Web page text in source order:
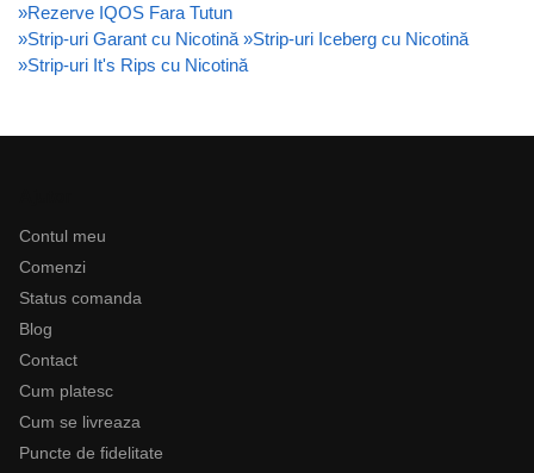
»Rezerve IQOS Fara Tutun
»Strip-uri Garant cu Nicotină »Strip-uri Iceberg cu Nicotină
»Strip-uri It's Rips cu Nicotină
Contul meu
Comenzi
Status comanda
Blog
Contact
Cum platesc
Cum se livreaza
Puncte de fidelitate